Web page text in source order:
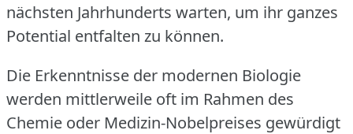
nächsten Jahrhunderts warten, um ihr ganzes
Potential entfalten zu können.
Die Erkenntnisse der modernen Biologie
werden mittlerweile oft im Rahmen des
Chemie oder Medizin-Nobelpreises gewürdigt